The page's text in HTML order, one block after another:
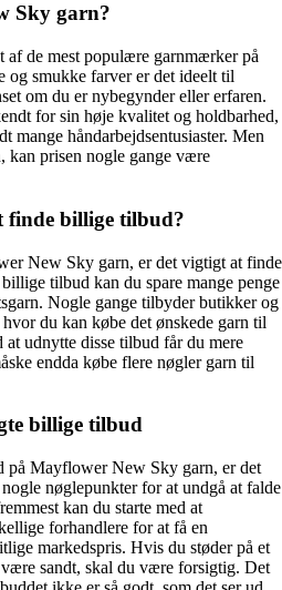
Sky garn?
de mest populære garnmærker på
og smukke farver er det ideelt til
om du er nybegynder eller erfaren.
for sin høje kvalitet og holdbarhed,
mange håndarbejdsentusiaster. Men
kan prisen nogle gange være
finde billige tilbud?
New Sky garn, er det vigtigt at finde
tilbud kan du spare mange penge
Nogle gange tilbyder butikker og
du kan købe det ønskede garn til
udnytte disse tilbud får du mere
endda købe flere nøgler garn til
billige tilbud
på Mayflower New Sky garn, er det
nøglepunkter for at undgå at falde
kan du starte med at
forhandlere for at få en
markedspris. Hvis du støder på et
sandt, skal du være forsigtig. Det